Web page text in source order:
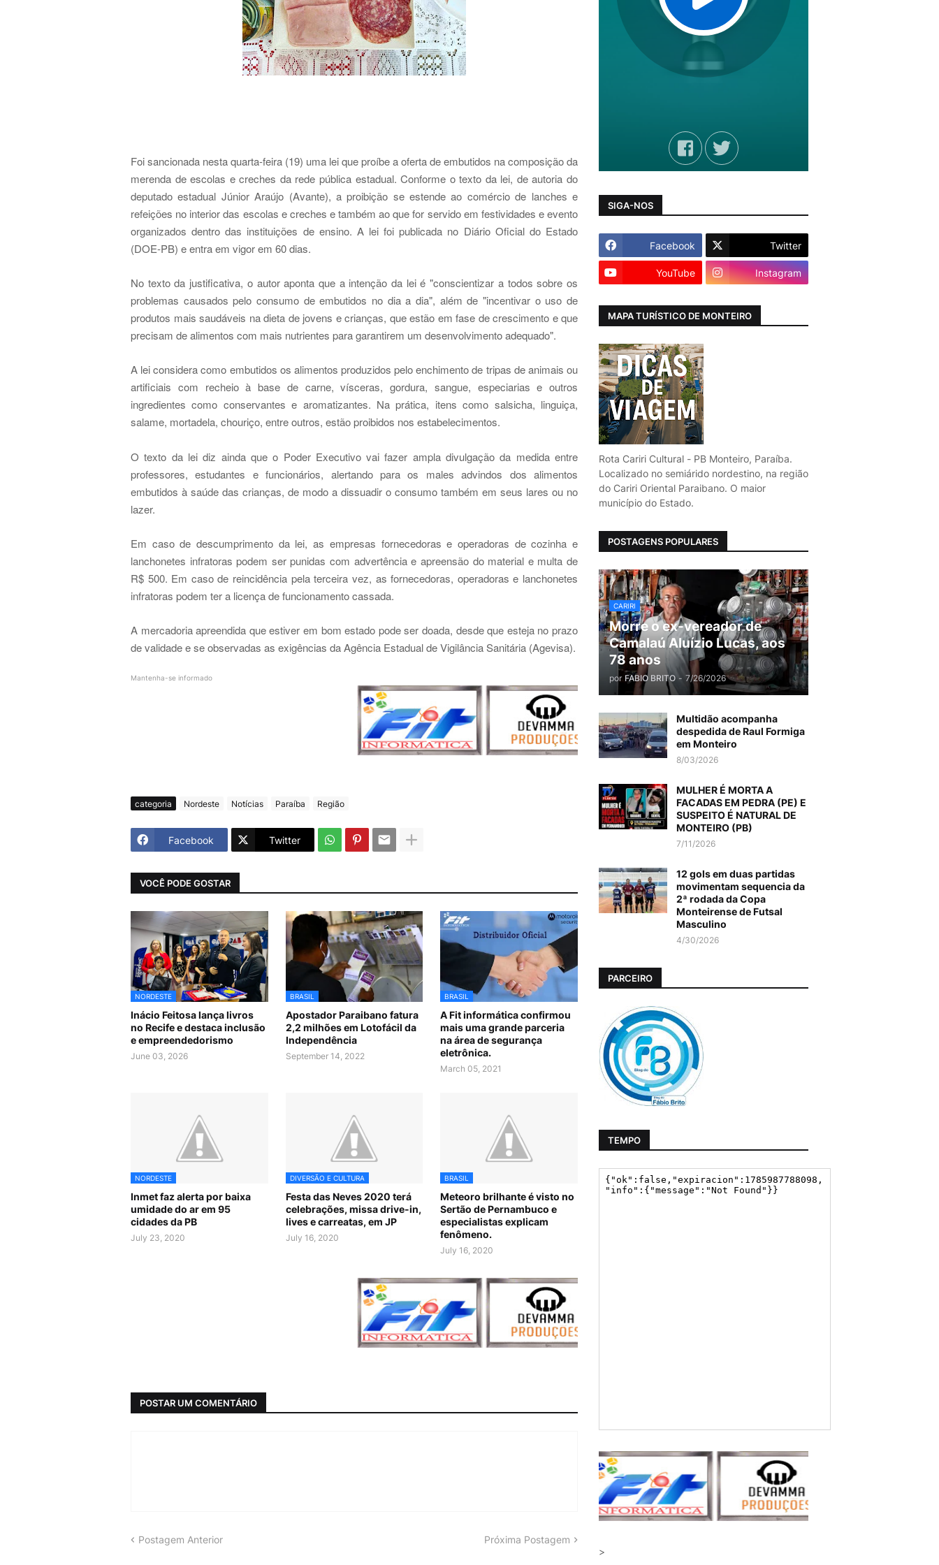
Foi sancionada nesta quarta-feira (19) uma lei que proíbe a oferta de embutidos na composição da
merenda de escolas e creches da rede pública estadual. Conforme o texto da lei, de autoria do
deputado estadual Júnior Araújo (Avante), a proibição se estende ao comércio de lanches e
refeições no interior das escolas e creches e também ao que for servido em festividades e evento
organizados dentro das instituições de ensino. A lei foi publicada no Diário Oficial do Estado
(DOE-PB) e entra em vigor em 60 dias.
No texto da justificativa, o autor aponta que a intenção da lei é "conscientizar a todos sobre os
problemas causados pelo consumo de embutidos no dia a dia", além de "incentivar o uso de
produtos mais saudáveis na dieta de jovens e crianças, que estão em fase de crescimento e que
precisam de alimentos com mais nutrientes para garantirem um desenvolvimento adequado".
A lei considera como embutidos os alimentos produzidos pelo enchimento de tripas de animais ou
artificiais com recheio à base de carne, vísceras, gordura, sangue, especiarias e outros
ingredientes como conservantes e aromatizantes. Na prática, itens como salsicha, linguiça,
salame, mortadela, chouriço, entre outros, estão proibidos nos estabelecimentos.
O texto da lei diz ainda que o Poder Executivo vai fazer ampla divulgação da medida entre
professores, estudantes e funcionários, alertando para os males advindos dos alimentos
embutidos à saúde das crianças, de modo a dissuadir o consumo também em seus lares ou no
lazer.
Em caso de descumprimento da lei, as empresas fornecedoras e operadoras de cozinha e
lanchonetes infratoras podem ser punidas com advertência e apreensão do material e multa de
R$ 500. Em caso de reincidência pela terceira vez, as fornecedoras, operadoras e lanchonetes
infratoras podem ter a licença de funcionamento cassada.
A mercadoria apreendida que estiver em bom estado pode ser doada, desde que esteja no prazo
de validade e se observadas as exigências da Agência Estadual de Vigilância Sanitária (Agevisa).
Mantenha-se informado
categoria Nordeste Notícias Paraíba Região
Facebook Twitter
VOCÊ PODE GOSTAR
NORDESTE
Inácio Feitosa lança livros
no Recife e destaca inclusão
e empreendedorismo
June 03, 2026
BRASIL
Apostador Paraibano fatura
2,2 milhões em Lotofácil da
Independência
September 14, 2022
BRASIL
A Fit informática confirmou
mais uma grande parceria
na área de segurança
eletrônica.
March 05, 2021
NORDESTE
Inmet faz alerta por baixa
umidade do ar em 95
cidades da PB
July 23, 2020
DIVERSÃO E CULTURA
Festa das Neves 2020 terá
celebrações, missa drive-in,
lives e carreatas, em JP
July 16, 2020
BRASIL
Meteoro brilhante é visto no
Sertão de Pernambuco e
especialistas explicam
fenômeno.
July 16, 2020
POSTAR UM COMENTÁRIO
Postagem Anterior Próxima Postagem
SIGA-NOS
Facebook Twitter
YouTube Instagram
MAPA TURÍSTICO DE MONTEIRO
Rota Cariri Cultural - PB Monteiro, Paraíba.
Localizado no semiárido nordestino, na região
do Cariri Oriental Paraibano. O maior
município do Estado.
POSTAGENS POPULARES
CARIRI
Morre o ex-vereador de
Camalaú Aluízio Lucas, aos
78 anos
por FABIO BRITO - 7/26/2026
Multidão acompanha
despedida de Raul Formiga
em Monteiro
8/03/2026
MULHER É MORTA A
FACADAS EM PEDRA (PE) E
SUSPEITO É NATURAL DE
MONTEIRO (PB)
7/11/2026
12 gols em duas partidas
movimentam sequencia da
2ª rodada da Copa
Monteirense de Futsal
Masculino
4/30/2026
PARCEIRO
TEMPO
>